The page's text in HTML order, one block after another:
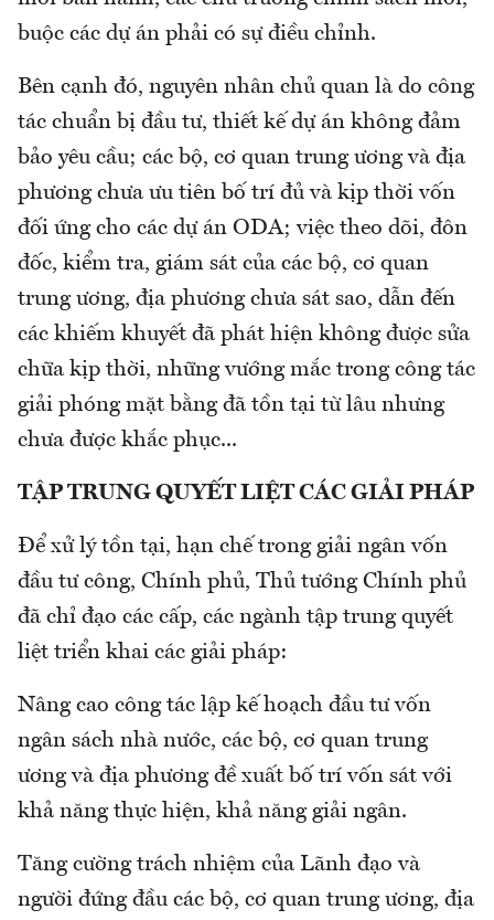
buộc các dự án phải có sự điều chỉnh.
Bên cạnh đó, nguyên nhân chủ quan là do công
tác chuẩn bị đầu tư, thiết kế dự án không đảm
bảo yêu cầu; các bộ, cơ quan trung ương và địa
phương chưa ưu tiên bố trí đủ và kịp thời vốn
đối ứng cho các dự án ODA; việc theo dõi, đôn
đốc, kiểm tra, giám sát của các bộ, cơ quan
trung ương, địa phương chưa sát sao, dẫn đến
các khiếm khuyết đã phát hiện không được sửa
chữa kịp thời, những vướng mắc trong công tác
giải phóng mặt bằng đã tồn tại từ lâu nhưng
chưa được khắc phục...
TẬP TRUNG QUYẾT LIỆT CÁC GIẢI PHÁP
Để xử lý tồn tại, hạn chế trong giải ngân vốn
đầu tư công, Chính phủ, Thủ tướng Chính phủ
đã chỉ đạo các cấp, các ngành tập trung quyết
liệt triển khai các giải pháp:
Nâng cao công tác lập kế hoạch đầu tư vốn
ngân sách nhà nước, các bộ, cơ quan trung
ương và địa phương đề xuất bố trí vốn sát với
khả năng thực hiện, khả năng giải ngân.
Tăng cường trách nhiệm của Lãnh đạo và
người đứng đầu các bộ, cơ quan trung ương, địa